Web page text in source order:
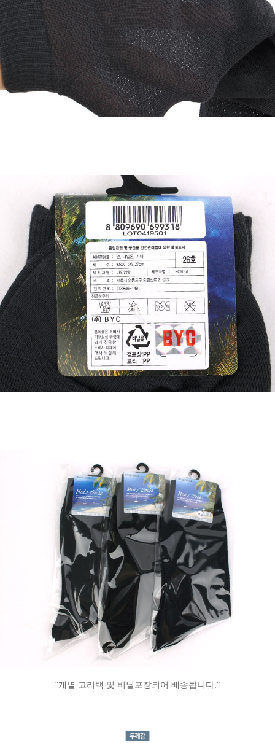
"개별 고리택 및 비닐포장되어 배송됩니다."